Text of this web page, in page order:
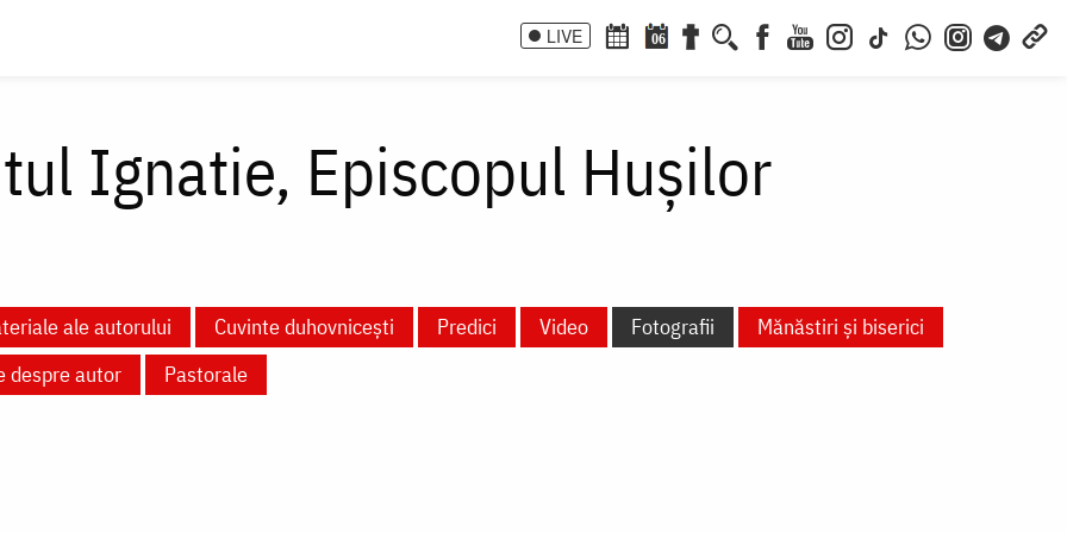
LIVE 06
Ignatie, Episcopul Hușilor
ale autorului Cuvinte duhovnicești Predici Video Fotografii
Mănăstiri și biserici
despre autor Pastorale